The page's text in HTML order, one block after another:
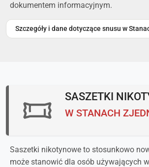
dokumentem informacyjnym.
Szczegóły i dane dotyczące snusu w
SASZETKI
W STANACH
Saszetki nikotynowe to stosunkowo
może stanowić dla osób używających